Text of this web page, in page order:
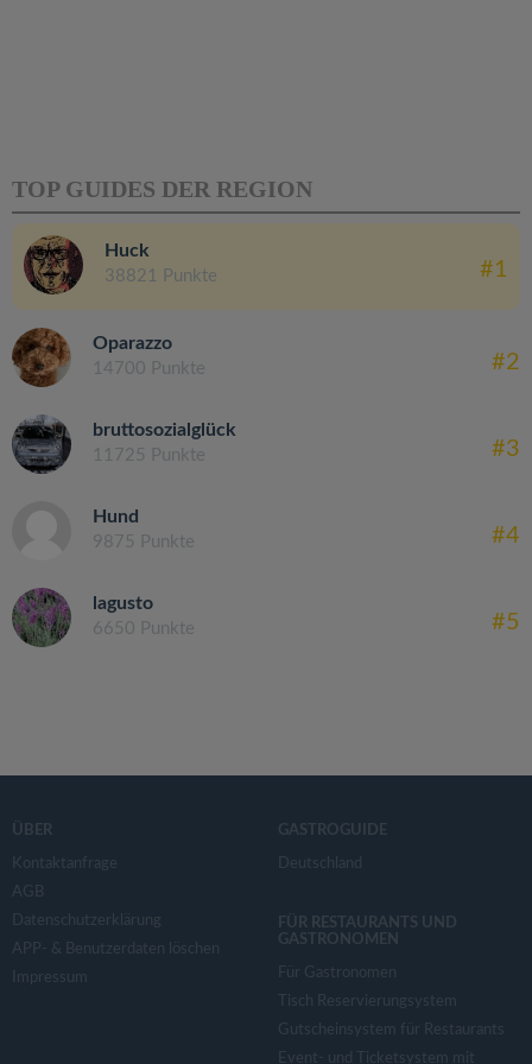
TOP GUIDES DER REGION
Huck
38821 Punkte #1
Oparazzo
14700 Punkte #2
bruttosozialglück
11725 Punkte #3
Hund
9875 Punkte #4
lagusto
6650 Punkte #5
ÜBER
Kontaktanfrage
AGB
Datenschutzerklärung
APP- & Benutzerdaten löschen
Impressum
GASTROGUIDE
Deutschland
FÜR RESTAURANTS UND
GASTRONOMEN
Für Gastronomen
Tisch Reservierungsystem
Gutscheinsystem für Restaurants
Event- und Ticketsystem mit